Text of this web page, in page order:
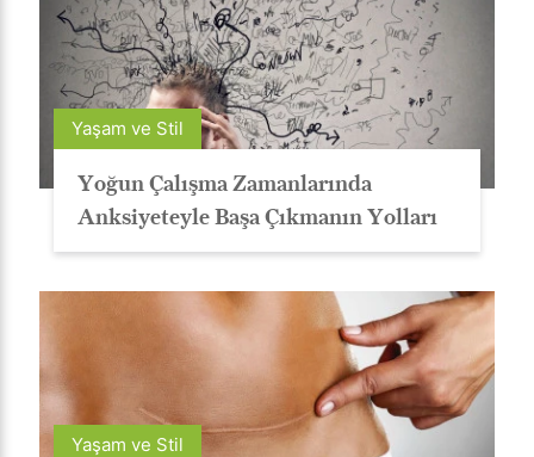
Yaşam ve Stil
Yoğun Çalışma Zamanlarında
Anksiyeteyle Başa Çıkmanın Yolları
Yaşam ve Stil